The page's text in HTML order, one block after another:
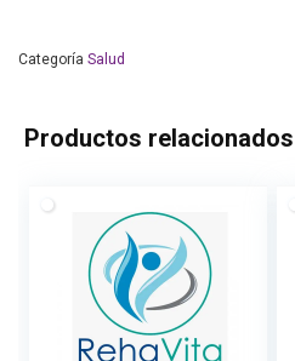
Categoría Salud
Productos relacionados